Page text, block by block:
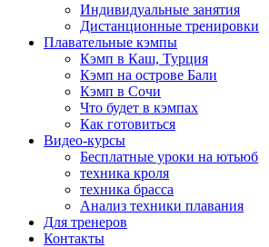
Индивидуальные занятия
Дистанционные тренировки
Плавательные кэмпы
Кэмп в Каш, Турция
Кэмп на острове Бали
Кэмп в Сочи
Что будет в кэмпах
Как готовиться
Видео-курсы
Бесплатные уроки на ютьюб
техника кроля
техника брасса
Анализ техники плавания
Для тренеров
Контакты